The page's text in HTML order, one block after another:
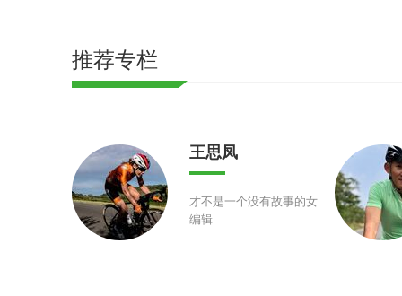
推荐专栏
王思凤
才不是一个没有故事的女
编辑